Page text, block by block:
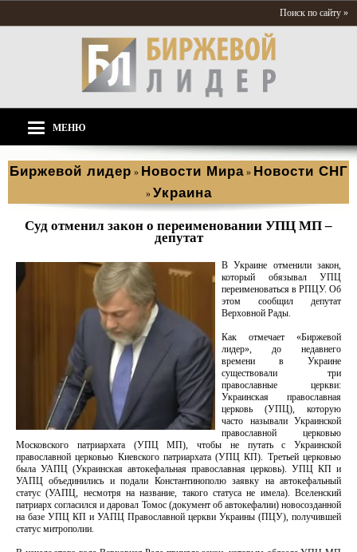
Поиск по сайту »
МЕНЮ
Биржевой лидер » Новости Мира » Новости СНГ
» Украина
Суд отменил закон о переименовании УПЦ МП –
депутат
В Украине отменили закон,
который обязывал УПЦ
переименоваться в РПЦУ. Об
этом сообщил депутат
Верховной Рады.
Как отмечает «Биржевой
лидер», до недавнего
времени в Украине
существовали три
православные церкви:
Украинская православная
церковь (УПЦ), которую
часто называли Украинской
православной церковью
Московского патриархата (УПЦ МП), чтобы не путать с Украинской
православной церковью Киевского патриархата (УПЦ КП). Третьей церковью
была УАПЦ (Украинская автокефальная православная церковь). УПЦ КП и
УАПЦ объединились и подали Константинополю заявку на автокефальный
статус (УАПЦ, несмотря на название, такого статуса не имела). Вселенский
патриарх согласился и даровал Томос (документ об автокефалии) новосозданной
на базе УПЦ КП и УАПЦ Православной церкви Украины (ПЦУ), получившей
статус митрополии.